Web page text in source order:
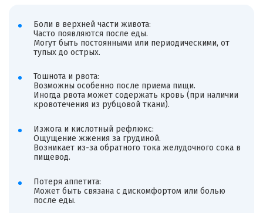
Боли в верхней части живота:
Часто появляются после еды.
Могут быть постоянными или периодическими, от
тупых до острых.
Тошнота и рвота:
Возможны особенно после приема пищи.
Иногда рвота может содержать кровь (при наличии
кровотечения из рубцовой ткани).
Изжога и кислотный рефлюкс:
Ощущение жжения за грудиной.
Возникает из-за обратного тока желудочного сока в
пищевод.
Потеря аппетита:
Может быть связана с дискомфортом или болью
после еды.